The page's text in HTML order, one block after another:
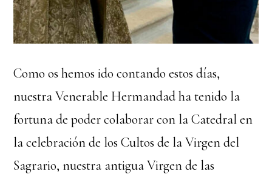
Como os hemos ido contando estos días,
nuestra Venerable Hermandad ha tenido la
fortuna de poder colaborar con la Catedral en
la celebración de los Cultos de la Virgen del
Sagrario, nuestra antigua Virgen de las